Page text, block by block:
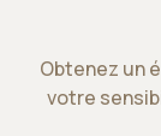
Obtenez un
votre